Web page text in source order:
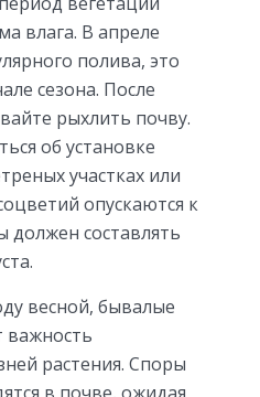
влага. В апреле
полива, это
сезона. После
рыхлить почву.
об установке
участках или
опускаются к
должен составлять
весной, бывалые
растения. Споры